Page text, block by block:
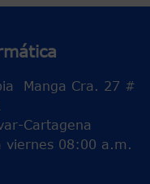
Manga Cra. 27 #
Cartagena
08:00 a.m.